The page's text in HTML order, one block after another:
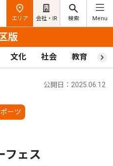
エリア 会社・IR 検索 Menu
版
文化 社会 教育 ス
ーツ
公開日：2025.06.12
フェス